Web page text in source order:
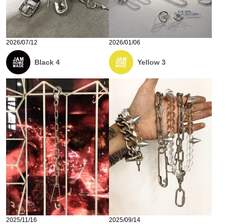
2026/07/12
Black 4
2026/01/06
Yellow 3
2025/11/16 2025/09/14